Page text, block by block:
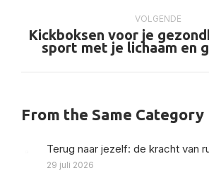
VOLGENDE
Volgend
bericht
Kickboksen voor je
sport met je lichaam en
From the Same Category
Terug naar jezelf: de kracht van
29 juli 2026